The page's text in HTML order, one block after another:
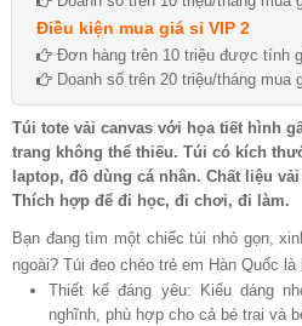
Điều kiện mua giá sỉ VIP 2
Đơn hàng trên 10 triệu được tính
Doanh số trên 20 triệu/tháng mua
Túi tote vải canvas với họa tiết hình
trang không thể thiếu. Túi có kích
laptop, đồ dùng cá nhân. Chất liệu
Thích hợp để đi học, đi chơi, đi làm.
Bạn đang tìm một chiếc túi nhỏ gọn,
ngoài? Túi đeo chéo trẻ em Hàn Quốc
Thiết kế đáng yêu: Kiểu dáng
nghĩnh, phù hợp cho cả bé trai và